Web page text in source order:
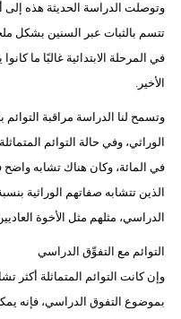
وتوصلت الدراسة الحديثة هذه إلى
تتسم بالثبات عبر السنين بشكل
في المرحلة الابتدائية غالبًا ما
الأخير.
وتسمح لنا الدراسة مراقبة التوائم
في المائة، وكان هناك تشابه واضح
الدراسي، مثلهم مثل الأخوة
التوائم مع التفوِّق الدراسي
وإن كانت التوائم المتماثلة أكثر
بموضوع التفوق الدراسي، فإنه